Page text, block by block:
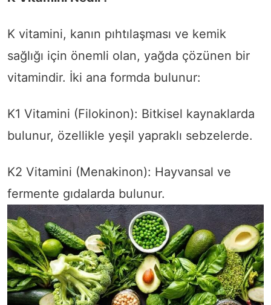
K vitamini, kanın pıhtılaşması ve kemik
sağlığı için önemli olan, yağda çözünen bir
vitamindir. İki ana formda bulunur:
K1 Vitamini (Filokinon): Bitkisel kaynaklarda
bulunur, özellikle yeşil yapraklı sebzelerde.
K2 Vitamini (Menakinon): Hayvansal ve
fermente gıdalarda bulunur.